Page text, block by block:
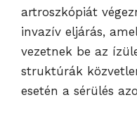
artroszkópiát
invazív eljárás,
vezetnek be az
struktúrák
esetén a sérülés